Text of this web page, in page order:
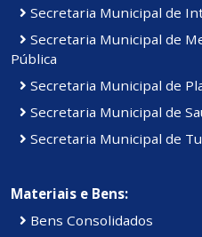
Secretaria Municipal de
Secretaria Municipal de
Pública
Secretaria Municipal de
Secretaria Municipal de
Secretaria Municipal de
Materiais e Bens:
Bens Consolidados